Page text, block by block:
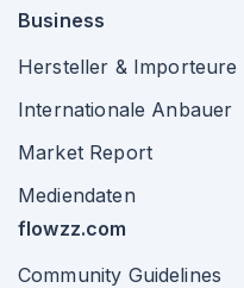
Business
Hersteller & Importeure
Internationale Anbauer
Market Report
Mediendaten
flowzz.com
Community Guidelines